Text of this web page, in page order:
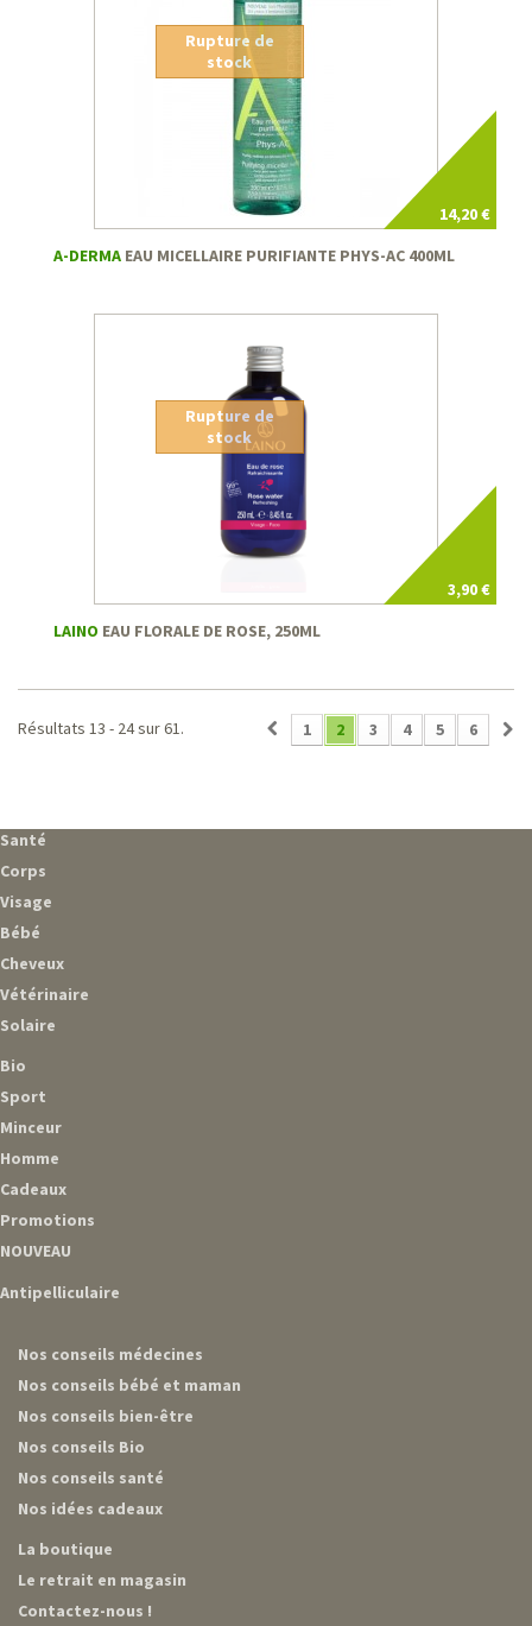
14,20 €
Rupture de
stock
A-DERMA EAU MICELLAIRE PURIFIANTE PHYS-AC 400ML
3,90 €
Rupture de
stock
LAINO EAU FLORALE DE ROSE, 250ML
1 2 3 4 5 6
Résultats 13 - 24 sur 61.
Santé
Corps
Visage
Bébé
Cheveux
Vétérinaire
Solaire
Bio
Sport
Minceur
Homme
Cadeaux
Promotions
NOUVEAU
Antipelliculaire
Nos conseils médecines
Nos conseils bébé et maman
Nos conseils bien-être
Nos conseils Bio
Nos conseils santé
Nos idées cadeaux
La boutique
Le retrait en magasin
Contactez-nous !